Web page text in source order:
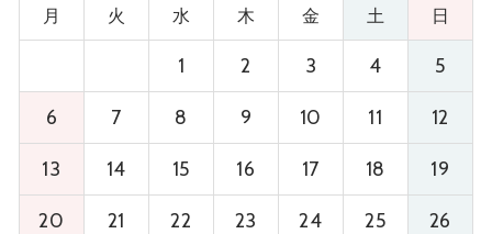
月 火 水 木 金 土 日
1 2 3 4 5
6 7 8 9 10 11 12
13 14 15 16 17 18 19
20 21 22 23 24 25 26